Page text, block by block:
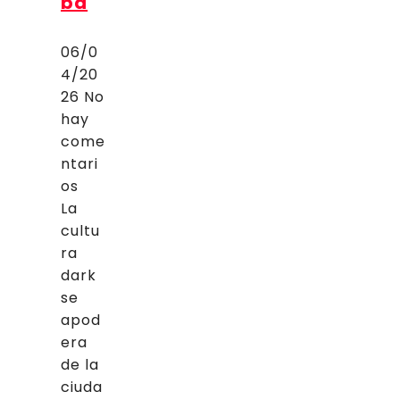
06/0
4/20
26 No
hay
come
ntari
os
La
cultu
ra
dark
se
apod
era
de la
ciuda